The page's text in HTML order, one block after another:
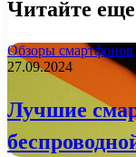
Читайте еще
Обзоры смартфонов
27.09.2024
Лучшие